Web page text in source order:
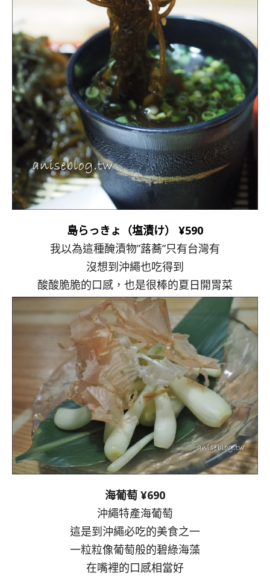
島らっきょ（塩漬け） ¥590
我以為這種醃漬物”蕗蕎”只有台灣有
沒想到沖繩也吃得到
酸酸脆脆的口感，也是很棒的夏日開胃菜
海葡萄 ¥690
沖繩特產海葡萄
這是到沖繩必吃的美食之一
一粒粒像葡萄般的碧綠海藻
在嘴裡的口感相當好